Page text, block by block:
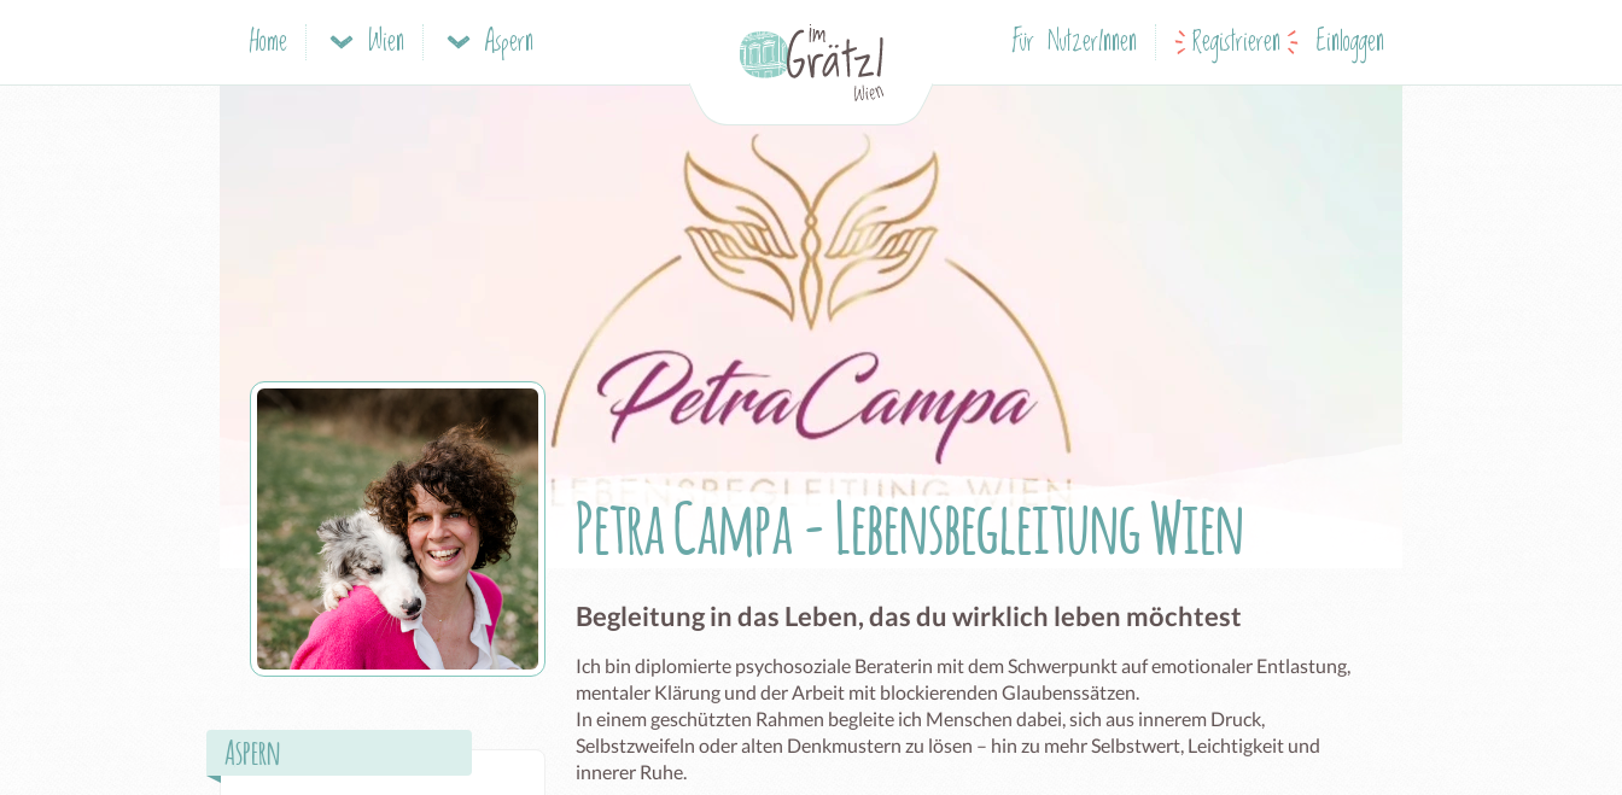
Home Wien Aspern Für NutzerInnen Registrieren Einloggen
Petra Campa - Lebensbegleitung Wien
Begleitung in das Leben, das du wirklich leben möchtest
Ich bin diplomierte psychosoziale Beraterin mit dem Schwerpunkt auf emotionaler Entlastung,
mentaler Klärung und der Arbeit mit blockierenden Glaubenssätzen.
In einem geschützten Rahmen begleite ich Menschen dabei, sich aus innerem Druck,
Selbstzweifeln oder alten Denkmustern zu lösen – hin zu mehr Selbstwert, Leichtigkeit und
innerer Ruhe.
Aspern